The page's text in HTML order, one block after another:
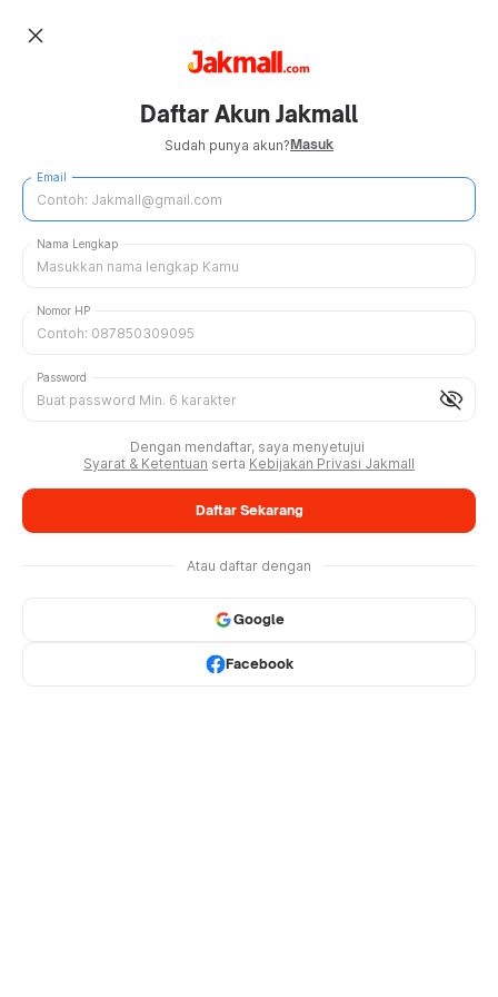
close
Daftar Akun Jakmall
Sudah punya akun?Masuk
Email
Nama Lengkap
Nomor HP
visibility_off
Password
Dengan mendaftar, saya menyetujui
Syarat & Ketentuan serta Kebijakan Privasi Jakmall
Daftar Sekarang
Atau daftar dengan
Google
Facebook